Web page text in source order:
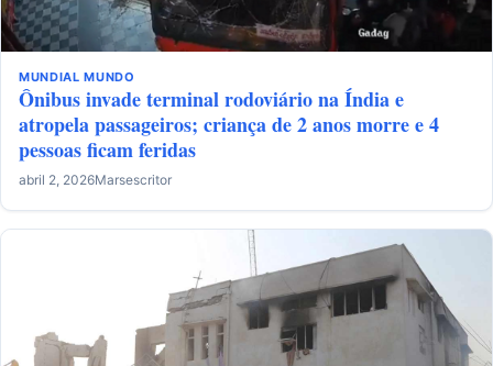
MUNDIAL MUNDO
Ônibus invade terminal rodoviário na Índia e
atropela passageiros; criança de 2 anos morre e 4
pessoas ficam feridas
abril 2, 2026Marsescritor